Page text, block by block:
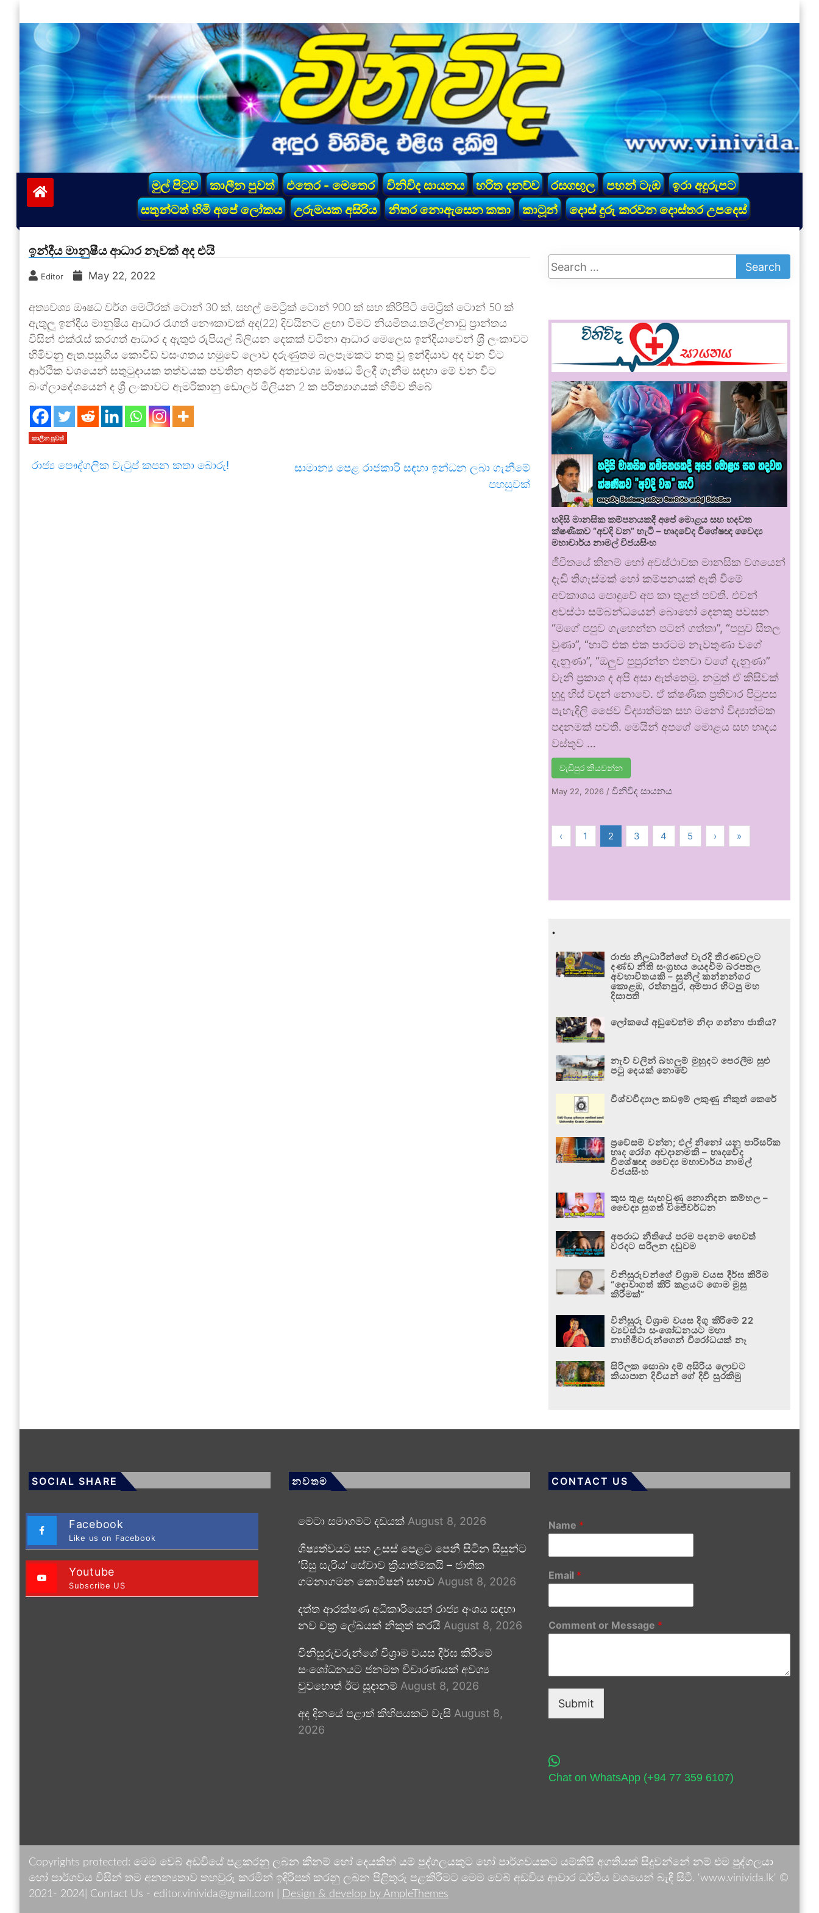
to
content
vinivida.lk
මුල් පිටුව කාලීන පුවත් එතෙර - මෙතෙර විනිවිද සායනය හරිත දනව්ව රසගඟුල පහන් ටැඹ
ඉරා අදුරුපට
සතුන්ටත් හිමි අපේ ලෝකය
උරුමයක අසිරිය නිතර නොඇසෙන කතා කාටූන් දොස් දුරු කරවන දොස්තර උපදෙස්
ඉන්දීය මානුෂීය ආධාර නැවක් අද එයි
Editor May 22, 2022
අත්‍යවශ්‍ය ඖෂධ වර්ග මෙටි‍්‍රක් ටොන් 30 ක්, සහල් මෙට්‍රික් ටොන් 900 ක් සහ කිරිපිටි මෙට්‍රික් ටොන් 50 ක්
ඇතුලූ‍ ඉන්දීය මානුෂීය ආධාර රැගත් නෞකාවක් අද(22) දිවයිනට ළඟා වීමට නියමිතය.තමිල්නාඩු ප‍්‍රාන්තය
විසින් එක්රැස් කරගත් ආධාර ද ඇතුළු රුපියල් බිලියන දෙකක් වටිනා ආධාර මෙලෙස ඉන්දියාවෙන් ශ‍්‍රී ලංකාවට
හිමිවනු ඇත.පසුගිය කොවිඩ් වසංගතය හමුවේ ලොව දරුණුතම බලපෑමකට නතු වූ ඉන්දියාව අද වන විට
ආර්ථික වශයෙන් සතුටුදායක තත්වයක පවතින අතරේ අත්‍යවශ්‍ය ඖෂධ මිලදී ගැනීම සඳහා මේ වන විට
බංග්ලාදේශයෙන් ද ශ්‍රී ලංකාවට ඇමරිකානු ඩොලර් මිලියන 2 ක පරිත්‍යාගයක් හිමිව තිබේ
කාලීන පුවත්
රාජ්‍ය පෞද්ගලික වැටුප් කපන කතා බොරු!
සාමාන්‍ය පෙළ රාජකාරි සඳහා ඉන්ධන ලබා ගැනීමේ
පහසුවක්
හදිසි මානසික කම්පනයකදී අපේ මොළය සහ හදවත
ක්ෂණිකව “අවදි වන” හැටි – හෘදවේද විශේෂඥ වෛද්‍ය
මහාචාර්ය නාමල් විජයසිංහ
ජීවිතයේ කිනම් හෝ අවස්ථාවක මානසික වශයෙන්
දැඩි තිගැස්මක් හෝ කම්පනයක් ඇති වීමේ
අවකාශය පොදුවේ අප කා තුළත් පවතී. එවන්
අවස්ථා සම්බන්ධයෙන් බොහෝ දෙනකු පවසන
“මගේ පපුව ගැහෙන්න පටන් ගත්තා”, “පපුව සීතල
වුණා”, “හාට් එක එක පාරටම නැවතුණා වගේ
දැනුණා”, “ඔලුව පුපුරන්න එනවා වගේ දැනුණා”
වැනි ප්‍රකාශ ද අපි අසා ඇත්තෙමු. නමුත් ඒ කිසිවක්
හුදු හිස් වදන් නොවේ. ඒ ක්ෂණික ප්‍රතිචාර පිටුපස
පැහැදිලි ජෛව විද්‍යාත්මක සහ මනෝ විද්‍යාත්මක
පදනමක් පවතී. මෙයින් අපගේ මොළය සහ හෘදය
වස්තුව …
වැඩිපුර කියවන්න
May 22, 2026 /විනිවිද සායනය
‹ 1 2 3 4 5 › »
.
රාජ්‍ය නිලධාරීන්ගේ වැරදි තීරණවලට
දණ්ඩ නීති සංග්‍රහය යෙදවීම බරපතල
අවභාවිතයකි – සුනිල් කන්නන්ගර
කොළඹ, රත්නපුර, අම්පාර හිටපු මහ
දිසාපති
ලෝකයේ අඩුවෙන්ම නිදා ගන්නා ජාතිය?
නැව් වලින් බහලුම් මුහුදට පෙරලීම සුළු
පටු දෙයක් නොවේ
විශ්වවිද්‍යාල කඩඉම් ලකුණු නිකුත් කෙරේ
ප්‍රවේසම් වන්න; එල් නිනෝ යනු පාරිසරික
හෘද රෝග අවදානමකි – හෘදවේද
විශේෂඥ වෛද්‍ය මහාචාර්ය නාමල්
විජයසිංහ
කුස තුළ සැඟවුණු නොනිදන කම්හල –
වෛද්‍ය සුගත් විජේවර්ධන
අපරාධ නීතියේ පරම පදනම හෙවත්
වරදට සරිලන දඬුවම
විනිසුරුවන්ගේ විශ්‍රාම වයස දීර්ඝ කිරීම
“දොවාගත් කිරි කළයට ගොම මුසු
කිරීමක්”
විනිසුරු විශ්‍රාම වයස දිගු කිරීමේ 22
ව්‍යවස්ථා සංශෝධනයට මහා
නාහිමිවරුන්ගෙන් විරෝධයක් නෑ
සිරිලක සොබා දම් අසිරිය ලොවට
කියාපාන දිවියන් ගේ දිවි සුරකිමු
SOCIAL SHARE
Facebook
Like us on Facebook
Youtube
Subscribe US
නවතම
මෙටා සමාගමට දඩයක් August 8, 2026
ශිෂ්‍යත්වයට සහ උසස් පෙළට පෙනී සිටින සිසුන්ට
‘සිසු සැරිය’ සේවාව ක්‍රියාත්මකයි – ජාතික
ගමනාගමන කොමිෂන් සභාව August 8, 2026
දත්ත ආරක්ෂණ අධිකාරියෙන් රාජ්‍ය අංශය සඳහා
නව චක්‍ර ලේඛයක් නිකුත් කරයි August 8, 2026
විනිසුරුවරුන්ගේ විශ්‍රාම වයස දීර්ඝ කිරීමේ
සංශෝධනයට ජනමත විචාරණයක් අවශ්‍ය
වුවහොත් ඊට සූදානම් August 8, 2026
අද දිනයේ පළාත් කිහිපයකට වැසි August 8,
2026
CONTACT US
Name *
Email *
Comment or Message *
Submit
Chat on WhatsApp (+94 77 359 6107)
Copyrights protected: මෙම වෙබ් අඩවියේ පළකරනු ලබන කිනම් හෝ දෙයකින් යම් පුද්ගලයකුට හෝ පාර්ශවයකට යම්කිසි අගතියක් සිදුවන්නේ නම් එම පුද්ගලයා
හෝ පාර්ශවය විසින් තම අනන්‍යතාව තහවුරු කරමින් ඉදිරිපත් කරනු ලබන පිළිතුරු පළකිරීමට මෙම වෙබ් අඩවිය ආචාර ධර්මීය වශයෙන් බැඳී සිටී. 'www.vinivida.lk' ©
2021- 2024| Contact Us - editor.vinivida@gmail.com |
Design & develop by AmpleThemes